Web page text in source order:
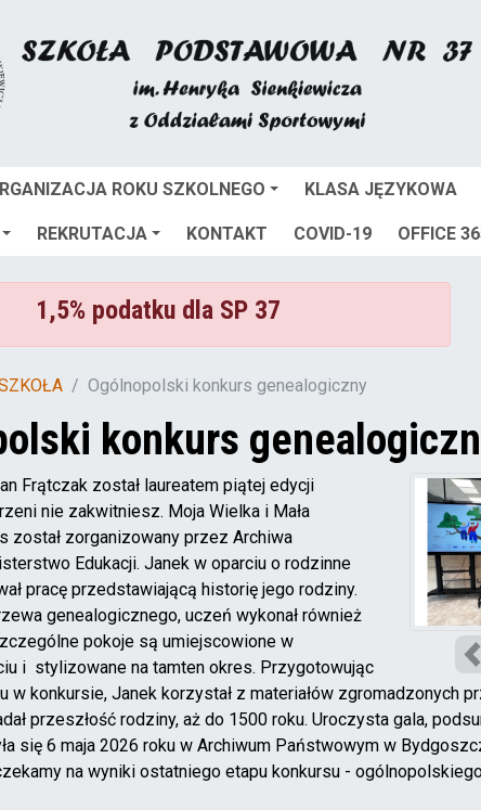
ROKU SZKOLNEGO KLASA JĘZYKOWA
REKRUTACJA KONTAKT COVID-19 OFFICE
1,5% podatku dla SP 37
Ogólnopolski konkurs genealogiczny
konkurs
Frątczak został laureatem piątej edycji
nie zakwitniesz. Moja Wielka i Mała
został zorganizowany przez Archiwa
Edukacji. Janek w oparciu o rodzinne
pracę przedstawiającą historię jego rodziny.
genealogicznego, uczeń wykonał również
pokoje są umiejscowione w
i stylizowane na tamten okres. Przygotowując
w konkursie, Janek korzystał z materiałów zgromadzonych
przeszłość rodziny, aż do 1500 roku. Uroczysta gala,
się 6 maja 2026 roku w Archiwum Państwowym w
na wyniki ostatniego etapu konkursu -